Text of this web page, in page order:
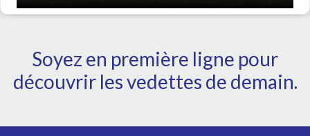
Soyez en première ligne pour
découvrir les vedettes de demain.